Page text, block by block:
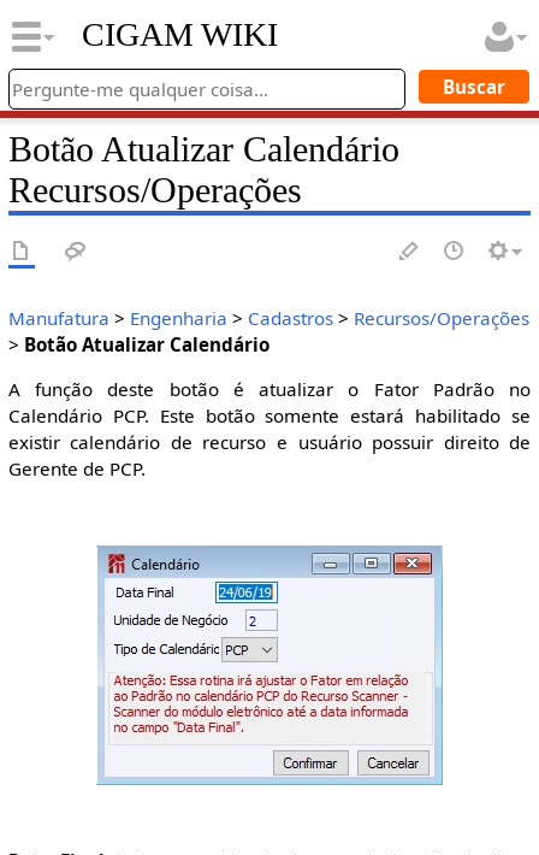
CIGAM WIKI
Botão Atualizar Calendário
Recursos/Operações
Manufatura > Engenharia > Cadastros> Recursos/Operações
> Botão Atualizar Calendário
A função deste botão é atualizar o Fator Padrão no
Calendário PCP. Este botão somente estará habilitado se
existir calendário de recurso e usuário possuir direito de
Gerente de PCP.